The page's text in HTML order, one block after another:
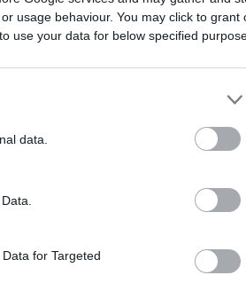
usage behaviour. You may click to grant
use your data for below specified
data.
for Targeted
helyezték – ilyen